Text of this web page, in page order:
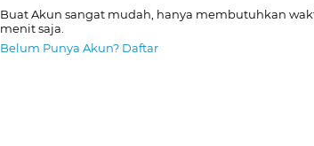
Buat Akun sangat mudah, hanya membutuhkan
menit saja.
Belum Punya Akun? Daftar